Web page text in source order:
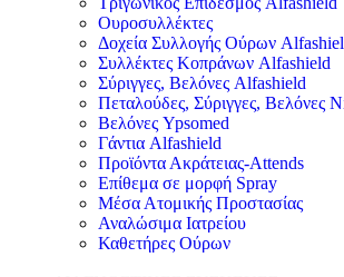
Ουροσυλλέκτες
Δοχεία Συλλογής Ούρων
Συλλέκτες Κοπράνων Alfashield
Σύριγγες, Βελόνες Alfashield
Πεταλούδες, Σύριγγες, Βελόνες
Βελόνες Ypsomed
Γάντια Alfashield
Προϊόντα Ακράτειας-Attends
Επίθεμα σε μορφή Spray
Μέσα Ατομικής Προστασίας
Αναλώσιμα Ιατρείου
Καθετήρες Ούρων